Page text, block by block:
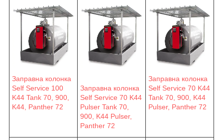
Заправна колонка
Self Service 100
K44 Tank 70, 900,
K44, Panther 72
Заправна колонка
Self Service 70 K44
Pulser Tank 70,
900, K44 Pulser,
Panther 72
Заправна колонка
Self Service 70 K44
Tank 70, 900, K44
Pulser, Panther 72